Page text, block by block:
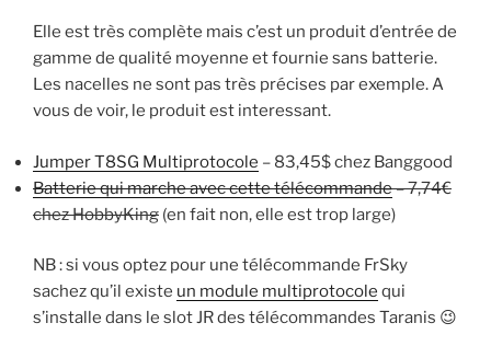
Elle est très complète mais c’est un produit d’entrée de
gamme de qualité moyenne et fournie sans batterie.
Les nacelles ne sont pas très précises par exemple. A
vous de voir, le produit est interessant.
Jumper T8SG Multiprotocole – 83,45$ chez Banggood
Batterie qui marche avec cette télécommande– 7,74€
chez HobbyKing (en fait non, elle est trop large)
NB : si vous optez pour une télécommande FrSky
sachez qu’il existe un module multiprotocole qui
s’installe dans le slot JR des télécommandes Taranis 😉